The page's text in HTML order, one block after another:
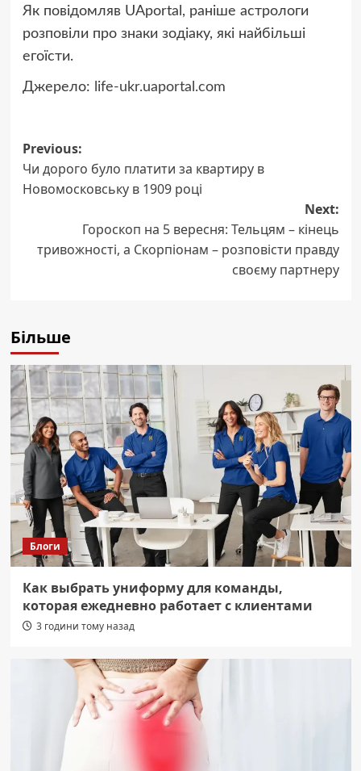
Як повідомляв UAportal, раніше астрологи
розповіли про знаки зодіаку, які найбільші
егоїсти.
Джерело: life-ukr.uaportal.com
Post
navigation
Previous:
Чи дорого було платити за квартиру в
Новомосковську в 1909 році
Next:
Гороскоп на 5 вересня: Тельцям – кінець
тривожності, а Скорпіонам – розповісти правду
своєму партнеру
Більше
Блоги
Как выбрать униформу для команды,
которая ежедневно работает с клиентами
3 години тому назад